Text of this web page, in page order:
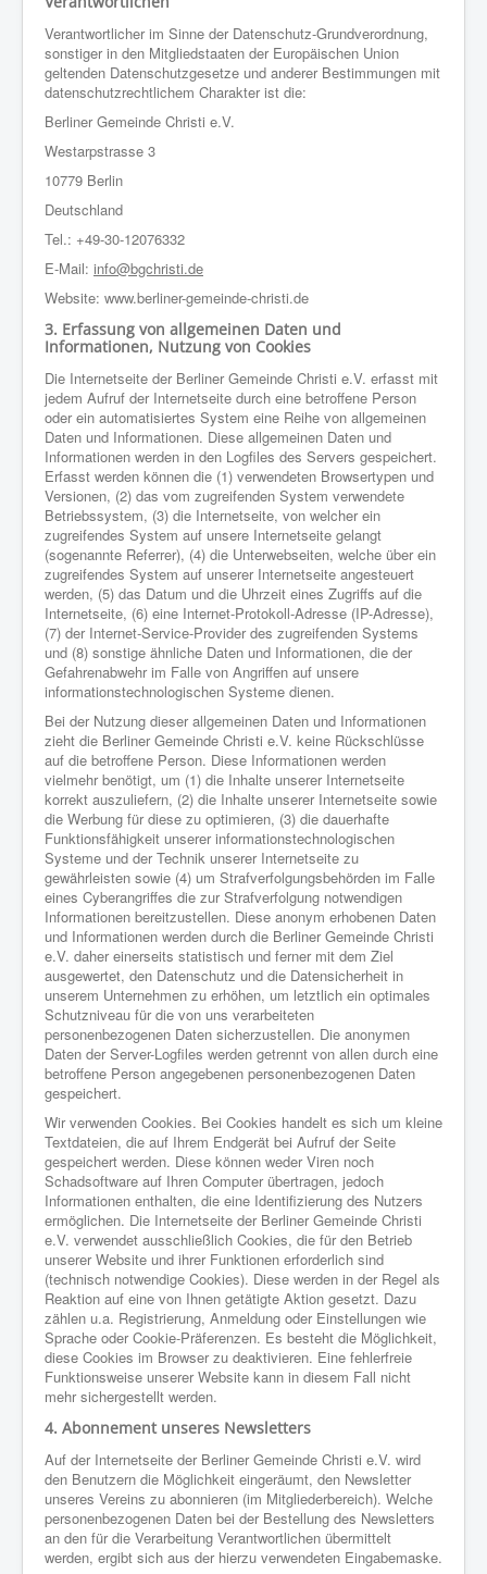
Verantwortlicher im Sinne der Datenschutz-Grundverordnung,
sonstiger in den Mitgliedstaaten der Europäischen Union
geltenden Datenschutzgesetze und anderer Bestimmungen mit
datenschutzrechtlichem Charakter ist die:
Berliner Gemeinde Christi e.V.
Westarpstrasse 3
10779 Berlin
Deutschland
Tel.: +49-30-12076332
E-Mail: info@bgchristi.de
Website: www.berliner-gemeinde-christi.de
3. Erfassung von allgemeinen Daten und
Informationen, Nutzung von Cookies
Die Internetseite der Berliner Gemeinde Christi e.V. erfasst mit
jedem Aufruf der Internetseite durch eine betroffene Person
oder ein automatisiertes System eine Reihe von allgemeinen
Daten und Informationen. Diese allgemeinen Daten und
Informationen werden in den Logfiles des Servers gespeichert.
Erfasst werden können die (1) verwendeten Browsertypen und
Versionen, (2) das vom zugreifenden System verwendete
Betriebssystem, (3) die Internetseite, von welcher ein
zugreifendes System auf unsere Internetseite gelangt
(sogenannte Referrer), (4) die Unterwebseiten, welche über ein
zugreifendes System auf unserer Internetseite angesteuert
werden, (5) das Datum und die Uhrzeit eines Zugriffs auf die
Internetseite, (6) eine Internet-Protokoll-Adresse (IP-Adresse),
(7) der Internet-Service-Provider des zugreifenden Systems
und (8) sonstige ähnliche Daten und Informationen, die der
Gefahrenabwehr im Falle von Angriffen auf unsere
informationstechnologischen Systeme dienen.
Bei der Nutzung dieser allgemeinen Daten und Informationen
zieht die Berliner Gemeinde Christi e.V. keine Rückschlüsse
auf die betroffene Person. Diese Informationen werden
vielmehr benötigt, um (1) die Inhalte unserer Internetseite
korrekt auszuliefern, (2) die Inhalte unserer Internetseite sowie
die Werbung für diese zu optimieren, (3) die dauerhafte
Funktionsfähigkeit unserer informationstechnologischen
Systeme und der Technik unserer Internetseite zu
gewährleisten sowie (4) um Strafverfolgungsbehörden im Falle
eines Cyberangriffes die zur Strafverfolgung notwendigen
Informationen bereitzustellen. Diese anonym erhobenen Daten
und Informationen werden durch die Berliner Gemeinde Christi
e.V. daher einerseits statistisch und ferner mit dem Ziel
ausgewertet, den Datenschutz und die Datensicherheit in
unserem Unternehmen zu erhöhen, um letztlich ein optimales
Schutzniveau für die von uns verarbeiteten
personenbezogenen Daten sicherzustellen. Die anonymen
Daten der Server-Logfiles werden getrennt von allen durch eine
betroffene Person angegebenen personenbezogenen Daten
gespeichert.
Wir verwenden Cookies. Bei Cookies handelt es sich um kleine
Textdateien, die auf Ihrem Endgerät bei Aufruf der Seite
gespeichert werden. Diese können weder Viren noch
Schadsoftware auf Ihren Computer übertragen, jedoch
Informationen enthalten, die eine Identifizierung des Nutzers
ermöglichen. Die Internetseite der Berliner Gemeinde Christi
e.V. verwendet ausschließlich Cookies, die für den Betrieb
unserer Website und ihrer Funktionen erforderlich sind
(technisch notwendige Cookies). Diese werden in der Regel als
Reaktion auf eine von Ihnen getätigte Aktion gesetzt. Dazu
zählen u.a. Registrierung, Anmeldung oder Einstellungen wie
Sprache oder Cookie-Präferenzen. Es besteht die Möglichkeit,
diese Cookies im Browser zu deaktivieren. Eine fehlerfreie
Funktionsweise unserer Website kann in diesem Fall nicht
mehr sichergestellt werden.
4. Abonnement unseres Newsletters
Auf der Internetseite der Berliner Gemeinde Christi e.V. wird
den Benutzern die Möglichkeit eingeräumt, den Newsletter
unseres Vereins zu abonnieren (im Mitgliederbereich). Welche
personenbezogenen Daten bei der Bestellung des Newsletters
an den für die Verarbeitung Verantwortlichen übermittelt
werden, ergibt sich aus der hierzu verwendeten Eingabemaske.